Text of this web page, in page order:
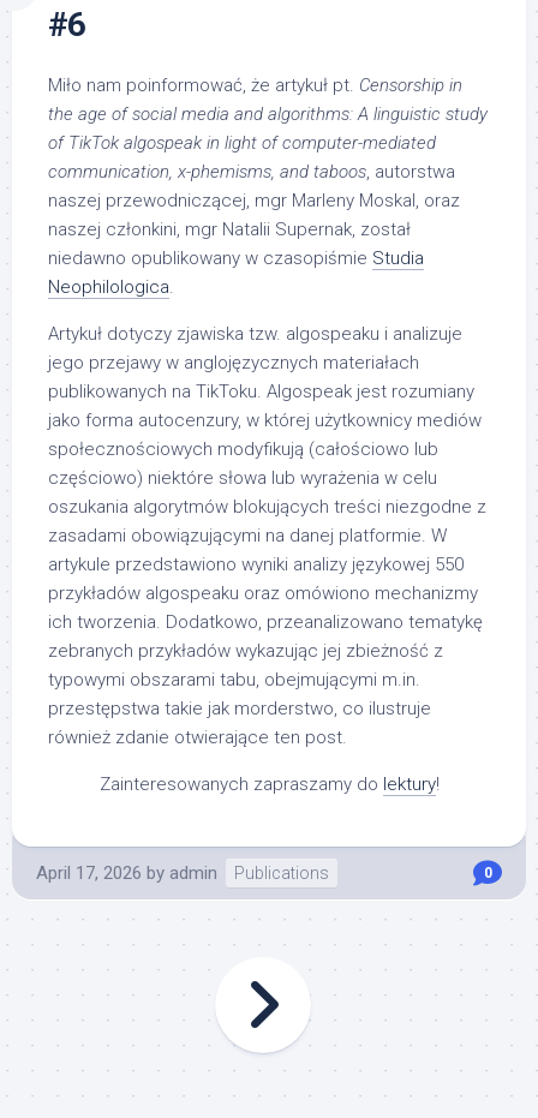
#6
Miło nam poinformować, że artykuł pt. Censorship in
the age of social media and algorithms: A linguistic study
of TikTok algospeak in light of computer-mediated
communication, x-phemisms, and taboos, autorstwa
naszej przewodniczącej, mgr Marleny Moskal, oraz
naszej członkini, mgr Natalii Supernak, został
niedawno opublikowany w czasopiśmie Studia
Neophilologica.
Artykuł dotyczy zjawiska tzw. algospeaku i analizuje
jego przejawy w anglojęzycznych materiałach
publikowanych na TikToku. Algospeak jest rozumiany
jako forma autocenzury, w której użytkownicy mediów
społecznościowych modyfikują (całościowo lub
częściowo) niektóre słowa lub wyrażenia w celu
oszukania algorytmów blokujących treści niezgodne z
zasadami obowiązującymi na danej platformie. W
artykule przedstawiono wyniki analizy językowej 550
przykładów algospeaku oraz omówiono mechanizmy
ich tworzenia. Dodatkowo, przeanalizowano tematykę
zebranych przykładów wykazując jej zbieżność z
typowymi obszarami tabu, obejmującymi m.in.
przestępstwa takie jak morderstwo, co ilustruje
również zdanie otwierające ten post.
Zainteresowanych zapraszamy do lektury!
April 17, 2026 by admin Publications 0